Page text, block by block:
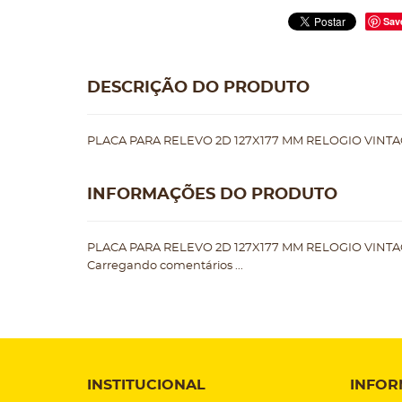
DESCRIÇÃO DO PRODUTO
PLACA PARA RELEVO 2D 127X177 MM RELOGIO
INFORMAÇÕES DO PRODUTO
PLACA PARA RELEVO 2D 127X177 MM RELOGIO
Carregando comentários ...
INSTITUCIONAL